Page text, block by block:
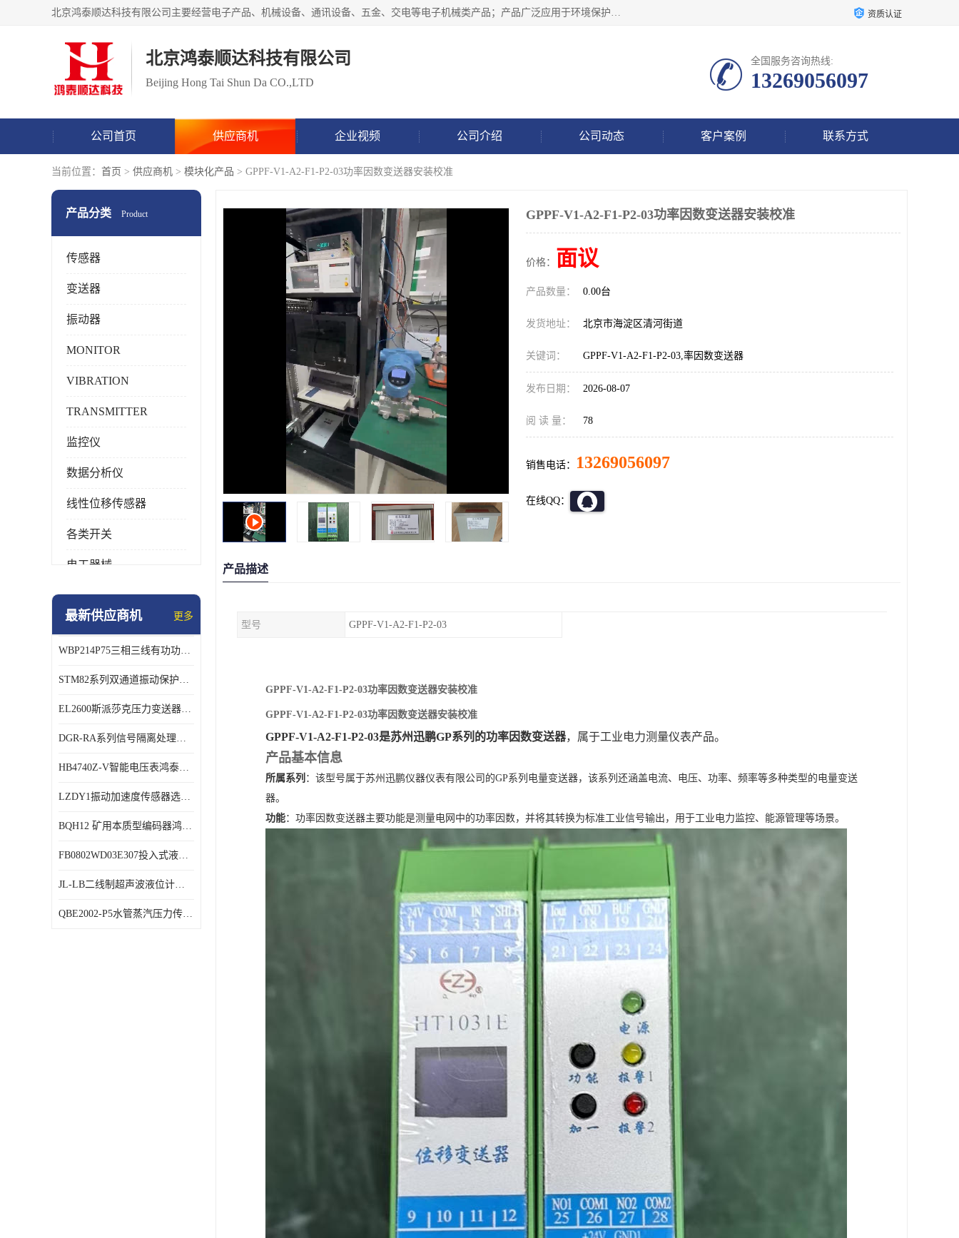
北京鸿泰顺达科技有限公司主要经营电子产品、机械设备、通讯设备、五金、交电等电子机械类产品；产品广泛应用于环境保护、石油化工、电力电子、冶金建筑、煤炭、农业、卫生防疫、教育科研等行业。并成功的与各地环境监测站、污水处理厂、卷烟厂、电厂、高校、科学院所、卫生防疫部门、煤矿、石化厂等用户建立了密切的合作关系。 资质认证
北京鸿泰顺达科技有限公司
Beijing Hong Tai Shun Da CO.,LTD
全国服务咨询热线:
13269056097
公司首页 供应商机 企业视频 公司介绍 公司动态 客户案例 联系方式
当前位置： 首页 > 供应商机 > 模块化产品 > GPPF-V1-A2-F1-P2-03功率因数变送器安装校准
产品分类 Product
传感器
变送器
振动器
MONITOR
VIBRATION
TRANSMITTER
监控仪
数据分析仪
线性位移传感器
各类开关
电工器械
模块化产品
特殊用处传感器
特殊用途变送器
最新供应商机 更多
WBP214P75三相三线有功功率传感器鸿泰顺达产品稳定性好
STM82系列双通道振动保护表鸿泰产品技术规格
EL2600斯派莎克压力变送器技术规格
DGR-RA系列信号隔离处理器鸿泰产品技术规格
HB4740Z-V智能电压表鸿泰产品外形美观大方
LZDY1振动加速度传感器选型资料
BQH12 矿用本质型编码器鸿泰产品实物展示
FB0802WD03E307投入式液位计鸿泰产品选型参数
JL-LB二线制超声波液位计鸿泰产品外形美观大方
QBE2002-P5水管蒸汽压力传感器西门子产品技术规格
GPPF-V1-A2-F1-P2-03功率因数变送器安装校准
价格： 面议
产品数量： 0.00台
发货地址： 北京市海淀区清河街道
关键词： GPPF-V1-A2-F1-P2-03,率因数变送器
发布日期： 2026-08-07
阅 读 量： 78
销售电话： 13269056097
在线QQ：
产品描述
型号 GPPF-V1-A2-F1-P2-03
GPPF-V1-A2-F1-P2-03功率因数变送器安装校准
GPPF-V1-A2-F1-P2-03功率因数变送器安装校准
GPPF-V1-A2-F1-P2-03是苏州迅鹏GP系列的功率因数变送器‌，属于工业电力测量仪表产品。
产品基本信息
所属系列 ‌：该型号属于苏州迅鹏仪器仪表有限公司的GP系列电量变送器，该系列还涵盖电流、电压、功率、频率等多种类型的电量变送
器。
功能‌：功率因数变送器主要功能是测量电网中的功率因数，并将其转换为标准工业信号输出，用于工业电力监控、能源管理等场景。